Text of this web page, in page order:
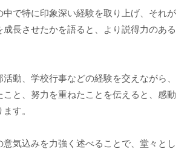
中で特に印象深い経験を取り上げ、それが
成長させたかを語ると、より説得力のある
動、学校行事などの経験を交えながら、
こと、努力を重ねたことを伝えると、感動
す。
意気込みを力強く述べることで、堂々とし